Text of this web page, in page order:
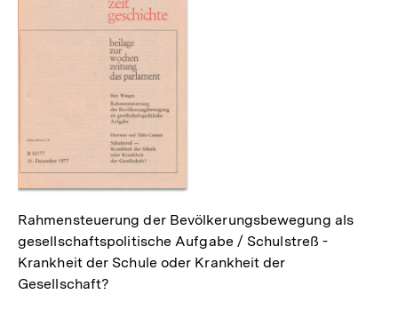
Rahmensteuerung der Bevölkerungsbewegung als
gesellschaftspolitische Aufgabe / Schulstreß -
Krankheit der Schule oder Krankheit der
Gesellschaft?